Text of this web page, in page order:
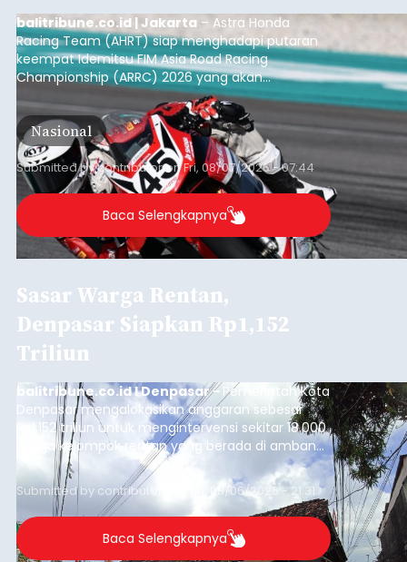
balitribune.co.id | Jakarta – Astra Honda
Racing Team (AHRT) siap menghadapi putaran
keempat Idemitsu FIM Asia Road Racing
Championship (ARRC) 2026 yang akan
berlangsung di Pertamina Mandalika
International Circuit, Lombok, Nusa Tenggara
Barat, pada 7–9 Agustus 2026.
Nasional
Submitted bycontributoronFri, 08/07/2026 - 07:44
Baca Selengkapnya
Sasar Warga Rentan,
Denpasar Siapkan Rp1,152
Triliun
balitribune.co.id I Denpasar - Pemerintah Kota
Denpasar mengalokasikan anggaran sebesar
Rp1,152 triliun untuk mengintervensi sekitar 18.000
warga kelompok rentan yang berada di ambang
garis kemiskinan. Langkah strategis ini diambil
guna menjaga masyarakat yang berada pada
kelompok desil 5 dan 6 tersebut agar tidak
merosot ke kategori miskin.
Submitted by contributor Thu, 08/06/2026 - 21:31
Baca Selengkapnya